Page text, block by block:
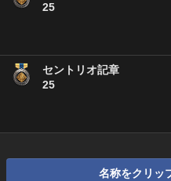
25
セントリオ記章
25
名称をクリッ